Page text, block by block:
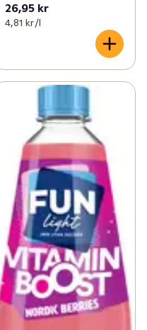
26,95 kr
4,81 kr /l